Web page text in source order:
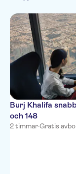
Måltid
Liten
Unik
Burj Khalifa
och 148
2 timmar·Gratis